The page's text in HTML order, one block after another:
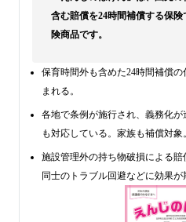
含む賠償を24時間補償する保
険商品です。
保育時間外も含めた24時間補償
まれる。
各地で条例が施行され、義務化
も対応している。家族も補償対象。
施設管理外の持ち物破損による
同士のトラブル回避などに効果が